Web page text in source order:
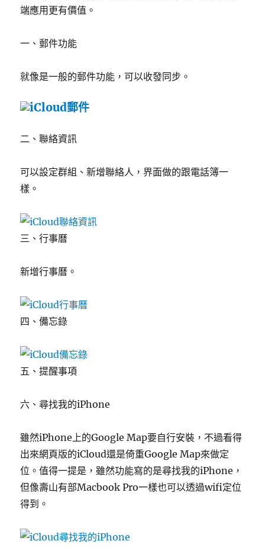
端應用更有價值。
一、郵件功能
就像是一般的郵件功能，可以收發同步。
二、聯絡資訊
可以設定群組、新增聯絡人，界面做的跟電話簿一
樣。
三、行事曆
新增行事曆。
四、備忘錄
五、提醒事項
六、尋找我的iPhone
雖然iPhone上的Google Map要自行安裝，不過看得
出來網頁版的iCloud還是倚重Google Map來做定
位。值得一提是，雖然功能寫的是尋找我的iPhone，
但像壽山有部Macbook Pro一樣也可以透過wifi定位
得到。